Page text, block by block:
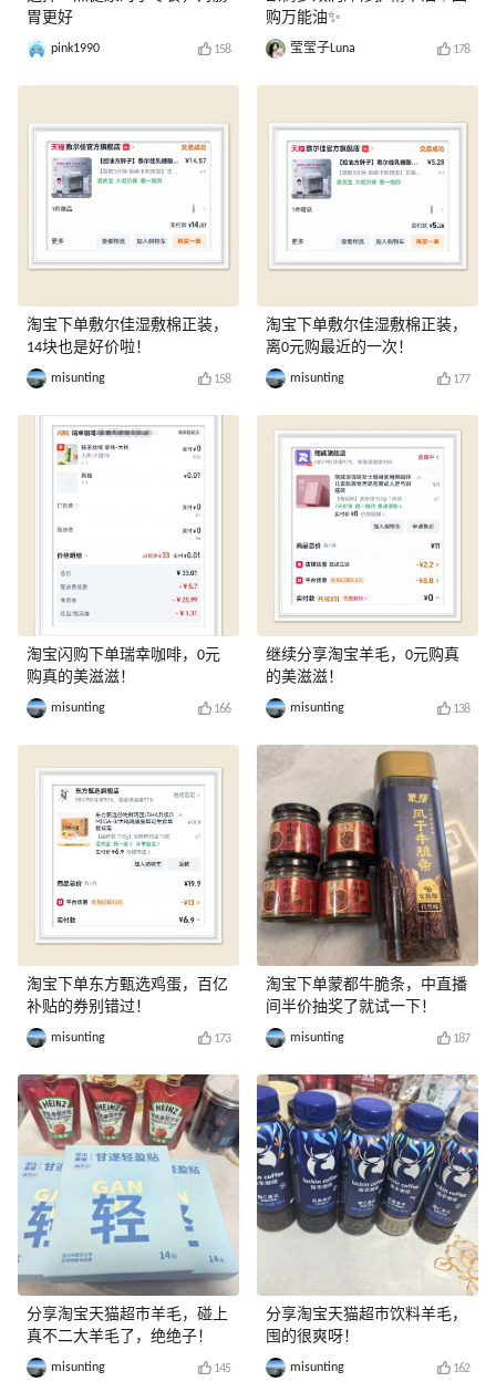
胃更好
pink1990 158
淘宝下单敷尔佳湿敷棉正装，
14块也是好价啦！
misunting 158
淘宝闪购下单瑞幸咖啡，0元
购真的美滋滋！
misunting 166
淘宝下单东方甄选鸡蛋，百亿
补贴的券别错过！
misunting 173
分享淘宝天猫超市羊毛，碰上
真不二大羊毛了，绝绝子！
misunting 145
购万能油✨
莹莹子Luna 178
淘宝下单敷尔佳湿敷棉正装，
离0元购最近的一次！
misunting 177
继续分享淘宝羊毛，0元购真
的美滋滋！
misunting 138
淘宝下单蒙都牛脆条，中直播
间半价抽奖了就试一下！
misunting 187
分享淘宝天猫超市饮料羊毛，
囤的很爽呀！
misunting 162